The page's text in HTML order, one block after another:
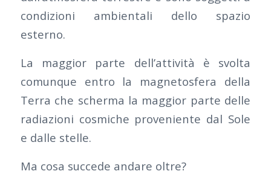
condizioni ambientali dello spazio
esterno.
La maggior parte dell’attività è svolta
comunque entro la magnetosfera della
Terra che scherma la maggior parte delle
radiazioni cosmiche proveniente dal Sole
e dalle stelle.
Ma cosa succede andare oltre?